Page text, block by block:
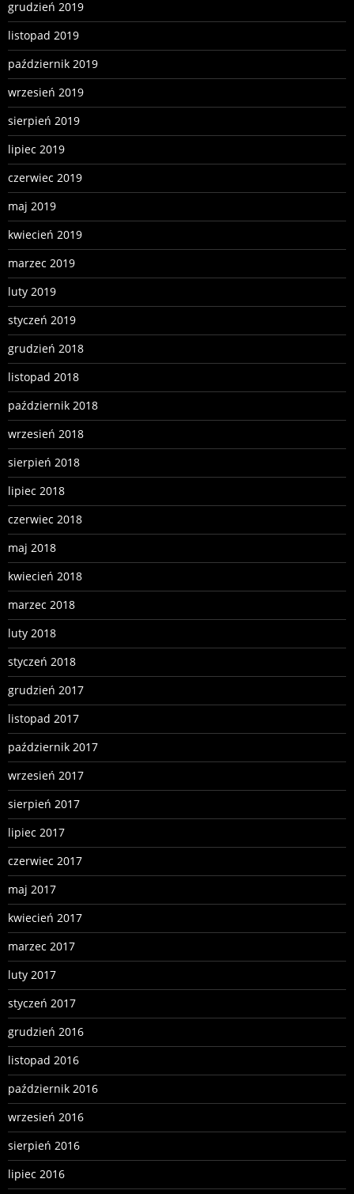
grudzień 2019
listopad 2019
październik 2019
wrzesień 2019
sierpień 2019
lipiec 2019
czerwiec 2019
maj 2019
kwiecień 2019
marzec 2019
luty 2019
styczeń 2019
grudzień 2018
listopad 2018
październik 2018
wrzesień 2018
sierpień 2018
lipiec 2018
czerwiec 2018
maj 2018
kwiecień 2018
marzec 2018
luty 2018
styczeń 2018
grudzień 2017
listopad 2017
październik 2017
wrzesień 2017
sierpień 2017
lipiec 2017
czerwiec 2017
maj 2017
kwiecień 2017
marzec 2017
luty 2017
styczeń 2017
grudzień 2016
listopad 2016
październik 2016
wrzesień 2016
sierpień 2016
lipiec 2016